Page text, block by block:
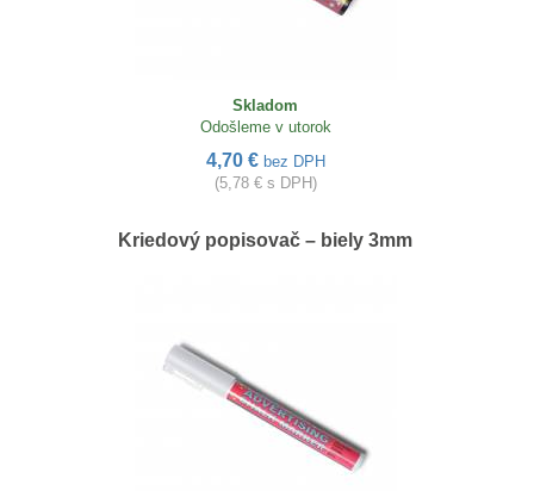
Skladom
Odošleme v utorok
4,70 € bez DPH
(5,78 € s DPH)
Kriedový popisovač – biely 3mm